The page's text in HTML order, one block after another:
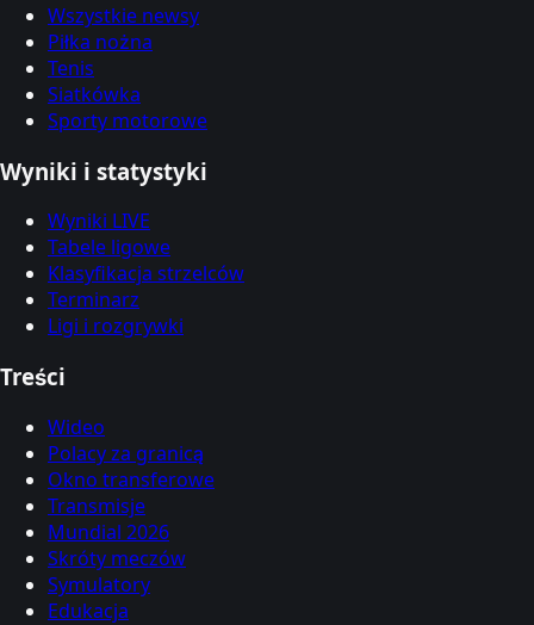
Wszystkie newsy
Piłka nożna
Tenis
Siatkówka
Sporty motorowe
Wyniki i statystyki
Wyniki LIVE
Tabele ligowe
Klasyfikacja strzelców
Terminarz
Ligi i rozgrywki
Treści
Wideo
Polacy za granicą
Okno transferowe
Transmisje
Mundial 2026
Skróty meczów
Symulatory
Edukacja